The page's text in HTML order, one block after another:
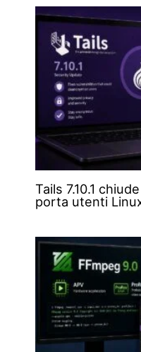
Tails 7.10.1
porta utenti